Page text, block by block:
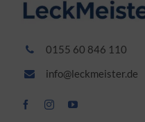
0155 60 846 110
info@leckmeister.de